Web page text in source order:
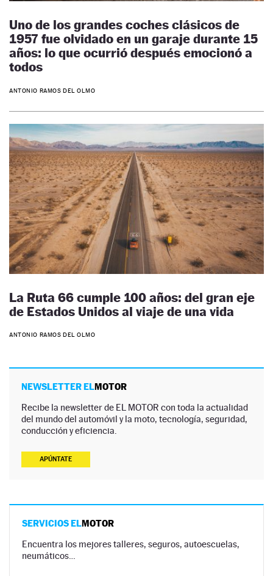
Uno de los grandes coches clásicos de
1957 fue olvidado en un garaje durante 15
años: lo que ocurrió después emocionó a
todos
ANTONIO RAMOS DEL OLMO
La Ruta 66 cumple 100 años: del gran eje
de Estados Unidos al viaje de una vida
ANTONIO RAMOS DEL OLMO
NEWSLETTER ELMOTOR
Recibe la newsletter de EL MOTOR con toda la actualidad
del mundo del automóvil y la moto, tecnología, seguridad,
conducción y eficiencia.
APÚNTATE
SERVICIOS ELMOTOR
Encuentra los mejores talleres, seguros, autoescuelas,
neumáticos…